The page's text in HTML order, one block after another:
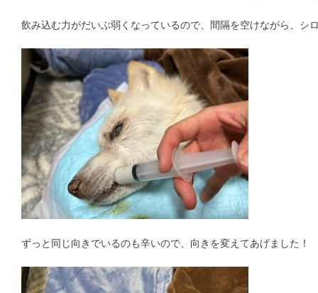
飲み込む力がだいぶ弱くなっているので、間隔を空けながら、シ
ずっと同じ向きでいるのも辛いので、向きを変えてあげました！